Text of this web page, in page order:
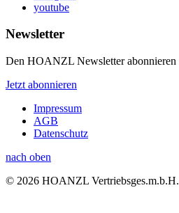
youtube
Newsletter
Den HOANZL Newsletter abonnieren
Jetzt abonnieren
Impressum
AGB
Datenschutz
nach oben
© 2026 HOANZL Vertriebsges.m.b.H.